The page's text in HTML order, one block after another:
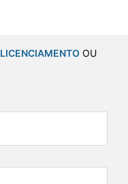
LICENCIAMENTO OU